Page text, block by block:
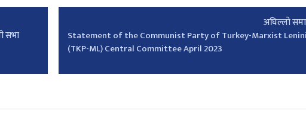
सभा
अघिल्लाे
Statement of the Communist Party of Turkey-Marxist
(TKP-ML) Central Committee April 2023